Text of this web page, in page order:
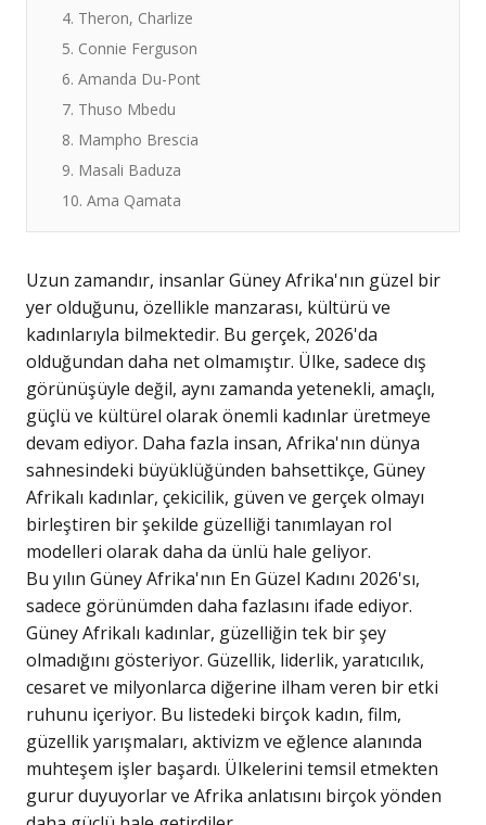
4. Theron, Charlize
5. Connie Ferguson
6. Amanda Du-Pont
7. Thuso Mbedu
8. Mampho Brescia
9. Masali Baduza
10. Ama Qamata
Uzun zamandır, insanlar Güney Afrika'nın güzel bir
yer olduğunu, özellikle manzarası, kültürü ve
kadınlarıyla bilmektedir. Bu gerçek, 2026'da
olduğundan daha net olmamıştır. Ülke, sadece dış
görünüşüyle değil, aynı zamanda yetenekli, amaçlı,
güçlü ve kültürel olarak önemli kadınlar üretmeye
devam ediyor. Daha fazla insan, Afrika'nın dünya
sahnesindeki büyüklüğünden bahsettikçe, Güney
Afrikalı kadınlar, çekicilik, güven ve gerçek olmayı
birleştiren bir şekilde güzelliği tanımlayan rol
modelleri olarak daha da ünlü hale geliyor.
Bu yılın Güney Afrika'nın En Güzel Kadını 2026'sı,
sadece görünümden daha fazlasını ifade ediyor.
Güney Afrikalı kadınlar, güzelliğin tek bir şey
olmadığını gösteriyor. Güzellik, liderlik, yaratıcılık,
cesaret ve milyonlarca diğerine ilham veren bir etki
ruhunu içeriyor. Bu listedeki birçok kadın, film,
güzellik yarışmaları, aktivizm ve eğlence alanında
muhteşem işler başardı. Ülkelerini temsil etmekten
gurur duyuyorlar ve Afrika anlatısını birçok yönden